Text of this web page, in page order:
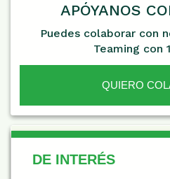
APÓYANOS
Puedes colaborar con
Teaming con
QUIERO
De Interés
DE INTERÉS